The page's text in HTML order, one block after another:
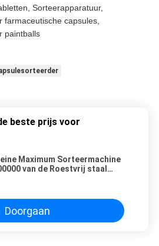
Sorteerapparatuur,
farmaceutische capsules,
paintballs
beste prijs voor
Maximum Sorteermachine
van de Roestvrij staal
Doorgaan